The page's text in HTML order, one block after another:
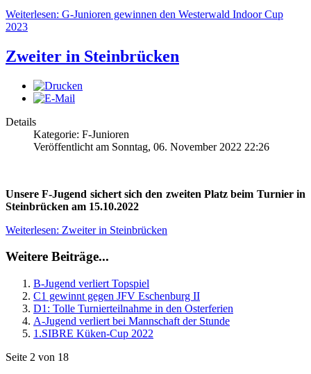
Weiterlesen: G-Junioren gewinnen den Westerwald Indoor Cup
2023
Zweiter in Steinbrücken
Details
Kategorie: F-Junioren
Veröffentlicht am Sonntag, 06. November 2022 22:26
Unsere F-Jugend sichert sich den zweiten Platz beim Turnier in
Steinbrücken am 15.10.2022
Weiterlesen: Zweiter in Steinbrücken
Weitere Beiträge...
B-Jugend verliert Topspiel
C1 gewinnt gegen JFV Eschenburg II
D1: Tolle Turnierteilnahme in den Osterferien
A-Jugend verliert bei Mannschaft der Stunde
1.SIBRE Küken-Cup 2022
Seite 2 von 18